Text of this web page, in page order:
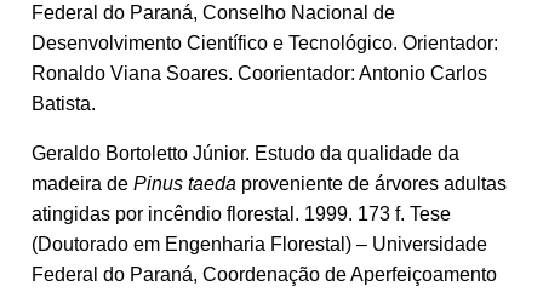
Federal do Paraná, Conselho Nacional de
Desenvolvimento Científico e Tecnológico. Orientador:
Ronaldo Viana Soares. Coorientador: Antonio Carlos
Batista.
Geraldo Bortoletto Júnior. Estudo da qualidade da
madeira de Pinus taeda proveniente de árvores adultas
atingidas por incêndio florestal. 1999. 173 f. Tese
(Doutorado em Engenharia Florestal) – Universidade
Federal do Paraná, Coordenação de Aperfeiçoamento